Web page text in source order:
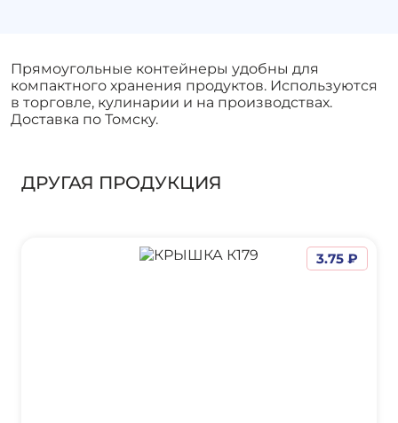
Прямоугольные контейнеры удобны для
компактного хранения продуктов. Используются
в торговле, кулинарии и на производствах.
Доставка по Томску.
ДРУГАЯ ПРОДУКЦИЯ
3.75 ₽